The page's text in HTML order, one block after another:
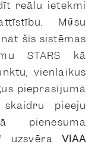
reālu ietekmi
Mūsu
šīs sistēmas
STARS kā
vienlaikus
pieprasījumā
pieeju
pienesuma
uzsvēra VIAA